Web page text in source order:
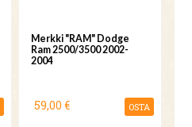
Merkki "RAM" Dodge
Ram 2500/3500 2002-
2004
59,00 € OSTA